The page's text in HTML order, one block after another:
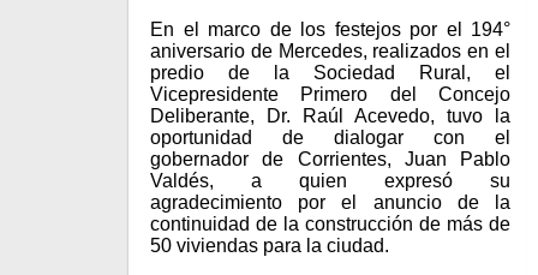
En el marco de los festejos por el 194°
aniversario de Mercedes, realizados en el
predio de la Sociedad Rural, el
Vicepresidente Primero del Concejo
Deliberante, Dr. Raúl Acevedo, tuvo la
oportunidad de dialogar con el
gobernador de Corrientes, Juan Pablo
Valdés, a quien expresó su
agradecimiento por el anuncio de la
continuidad de la construcción de más de
50 viviendas para la ciudad.